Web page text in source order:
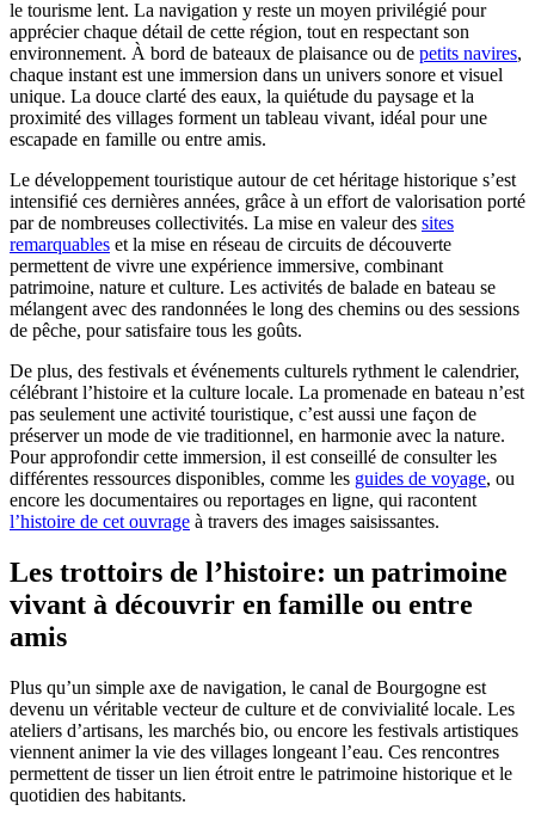
le tourisme lent. La navigation y reste un moyen privilégié pour
apprécier chaque détail de cette région, tout en respectant son
environnement. À bord de bateaux de plaisance ou de petits navires,
chaque instant est une immersion dans un univers sonore et visuel
unique. La douce clarté des eaux, la quiétude du paysage et la
proximité des villages forment un tableau vivant, idéal pour une
escapade en famille ou entre amis.
Le développement touristique autour de cet héritage historique s’est
intensifié ces dernières années, grâce à un effort de valorisation porté
par de nombreuses collectivités. La mise en valeur des sites
remarquables et la mise en réseau de circuits de découverte
permettent de vivre une expérience immersive, combinant
patrimoine, nature et culture. Les activités de balade en bateau se
mélangent avec des randonnées le long des chemins ou des sessions
de pêche, pour satisfaire tous les goûts.
De plus, des festivals et événements culturels rythment le calendrier,
célébrant l’histoire et la culture locale. La promenade en bateau n’est
pas seulement une activité touristique, c’est aussi une façon de
préserver un mode de vie traditionnel, en harmonie avec la nature.
Pour approfondir cette immersion, il est conseillé de consulter les
différentes ressources disponibles, comme les guides de voyage, ou
encore les documentaires ou reportages en ligne, qui racontent
l’histoire de cet ouvrage à travers des images saisissantes.
Les trottoirs de l’histoire: un patrimoine
vivant à découvrir en famille ou entre
amis
Plus qu’un simple axe de navigation, le canal de Bourgogne est
devenu un véritable vecteur de culture et de convivialité locale. Les
ateliers d’artisans, les marchés bio, ou encore les festivals artistiques
viennent animer la vie des villages longeant l’eau. Ces rencontres
permettent de tisser un lien étroit entre le patrimoine historique et le
quotidien des habitants.